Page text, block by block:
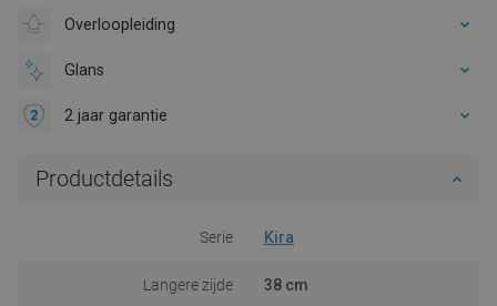
Overloopleiding
Glans
2 jaar garantie
Productdetails
Serie Kira
Langere zijde 38 cm